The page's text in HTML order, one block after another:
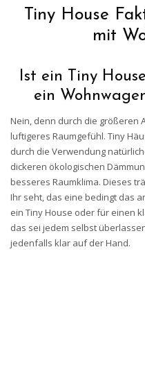
Tiny House
mit
Ist ein Tiny
ein
Nein, denn durch die größeren
luftigeres Raumgefühl. Tiny
durch die Verwendung
dickeren ökologischen
besseres Raumklima. Dieses
Ihr seht, das eine bedingt das
ein Tiny House oder für einen
das sei jedem selbst
jedenfalls klar auf der Hand.